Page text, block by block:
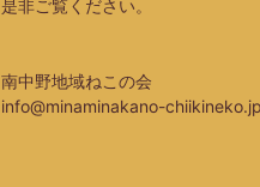
是非ご覧ください。
南中野地域ねこの会
info@minaminakano-chiikineko.jp